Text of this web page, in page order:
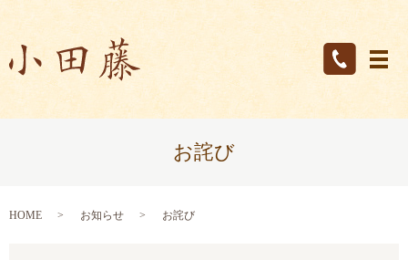
メ
お詫び
HOME お知らせ お詫び